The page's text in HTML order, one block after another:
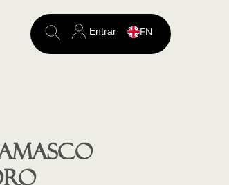
Search
Entrar EN